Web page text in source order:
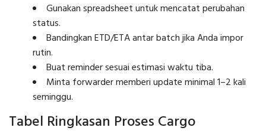
Gunakan spreadsheet untuk mencatat perubahan
status.
Bandingkan ETD/ETA antar batch jika Anda impor
rutin.
Buat reminder sesuai estimasi waktu tiba.
Minta forwarder memberi update minimal 1–2 kali
seminggu.
Tabel Ringkasan Proses Cargo